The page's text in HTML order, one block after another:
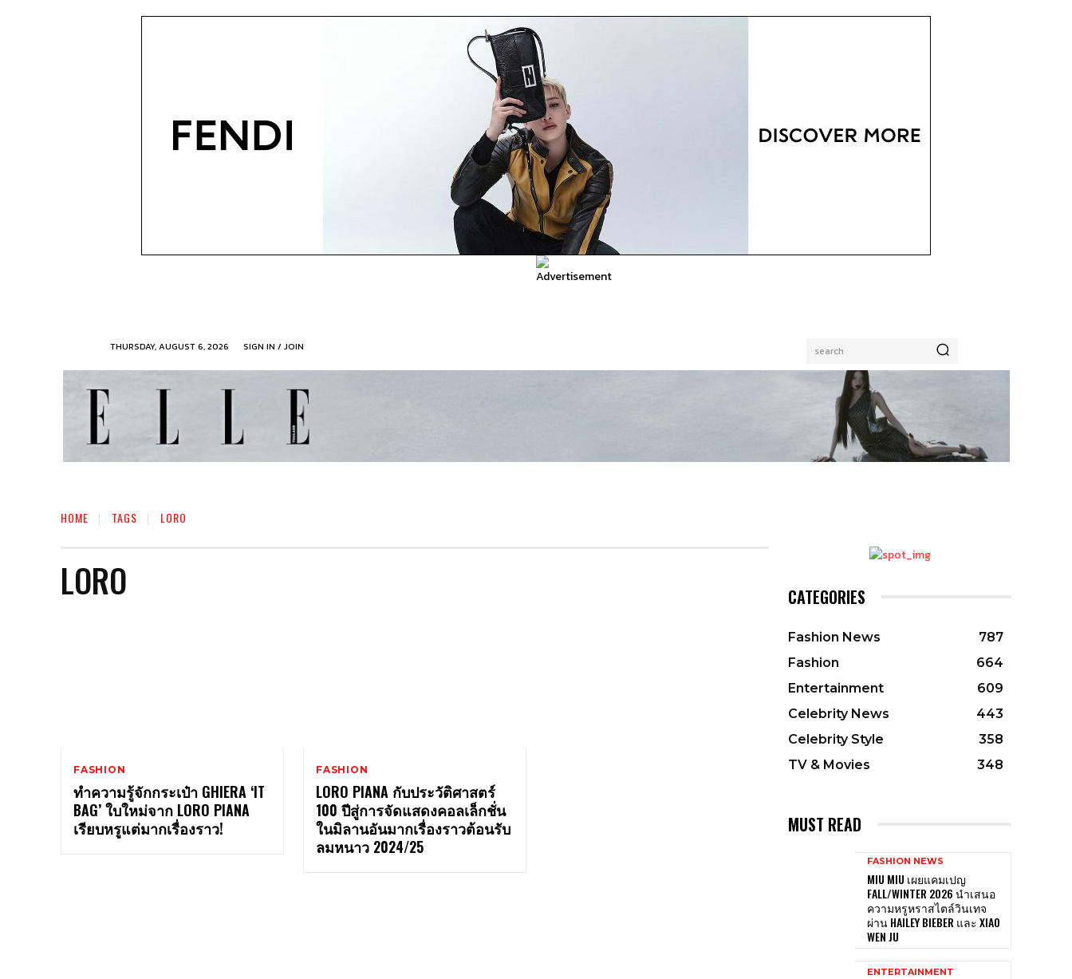
THURSDAY, AUGUST 6, 2026 search
SIGN IN / JOIN
HOME TAGS LORO
LORO
FASHION
ทำความรู้จักกระเป๋า GHIERA ‘IT
BAG’ ใบใหม่จาก LORO PIANA
เรียบหรูแต่มากเรื่องราว!
FASHION
LORO PIANA กับประวัติศาสตร์
100 ปีสู่การจัดแสดงคอลเล็กชั่น
ในมิลานอันมากเรื่องราวต้อนรับ
ลมหนาว 2024/25
CATEGORIES
Fashion News
787
Fashion
664
Entertainment
609
Celebrity News
443
Celebrity Style
358
TV & Movies
348
MUST READ
FASHION NEWS
MIU MIU เผยแคมเปญ
FALL/WINTER 2026 นำเสนอ
ความหรูหราสไตล์วินเทจ
ผ่าน HAILEY BIEBER และ XIAO
WEN JU
ENTERTAINMENT